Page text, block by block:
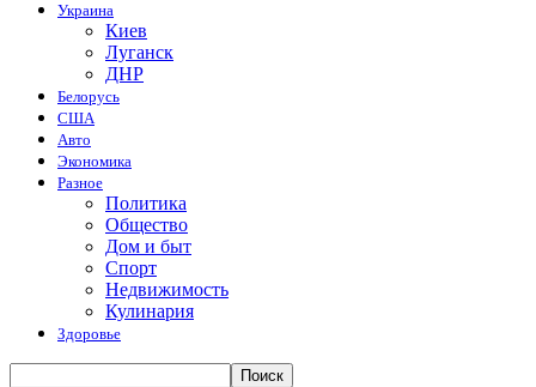
Украина
Киев
Луганск
ДНР
Белорусь
США
Авто
Экономика
Разное
Политика
Общество
Дом и быт
Спорт
Недвижимость
Кулинария
Здоровье